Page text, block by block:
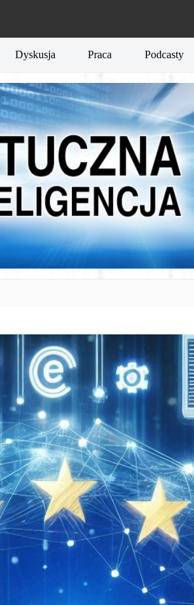
Dyskusja Praca Podcasty